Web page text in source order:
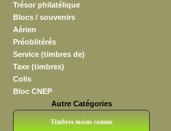
Trésor philatélique
Blocs / souvenirs
Aérien
Préoblitérés
Service (timbres de)
Taxe (timbres)
Colis
Bloc CNEP
Autre Catégories
Timbres moins connus